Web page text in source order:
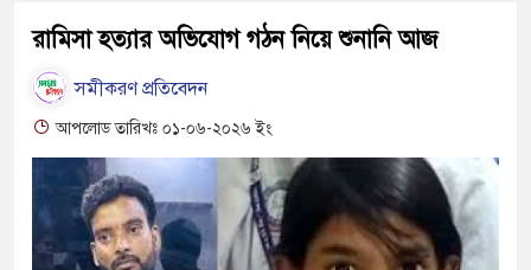
রামিসা হত্যার অভিযোগ গঠন নিয়ে শুনানি আজ
সমীকরণ প্রতিবেদন
আপলোড তারিখঃ ০১-০৬-২০২৬ ইং